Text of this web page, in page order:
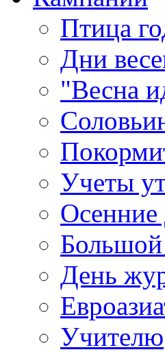
Птица
Дни
"Весна
Учеты
Осенние
Большой
День
Учителю